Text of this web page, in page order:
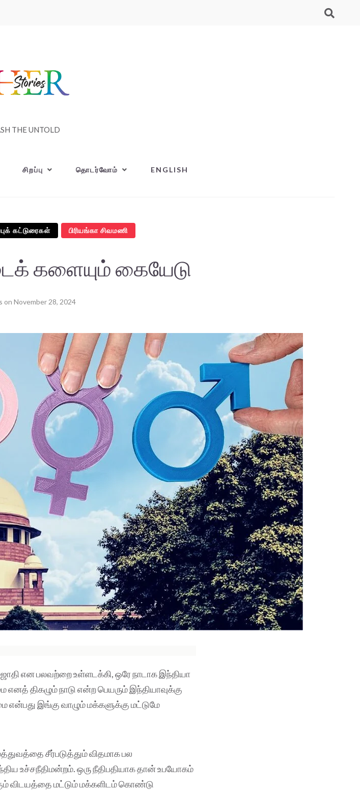
THE UNTOLD
சிறப்பு தொடர்வோம் ENGLISH
கட்டுரைகள் பிரியங்கா சிவமணி
களையும் கையேடு
on November 28, 2024
என பலவற்றை உள்ளடக்கி, ஒரே நாடாக இந்தியா
எனத் திகழும் நாடு என்ற பெயரும் இந்தியாவுக்கு
இங்கு வாழும் மக்களுக்கு மட்டுமே
சீர்படுத்தும் விதமாக பல
உச்சநீதிமன்றம். ஒரு நீதிபதியாக தான் உபயோகம்
விடயத்தை மட்டும் மக்களிடம் கொண்டு